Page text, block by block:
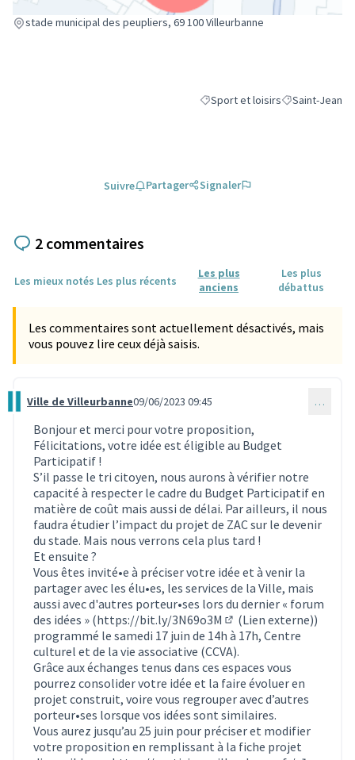
stade municipal des peupliers, 69 100 Villeurbanne
(Lien externe)
Filtrer les résultats de la
Sport et loisirsFiltrer les
Saint-Jean
Suivre Partager Signaler
2 commentaires
Les mieux notés Les plus récents
Les plus
anciens
Les plus
débattus
Les commentaires sont actuellement désactivés, mais
vous pouvez lire ceux déjà saisis.
Commentaire 2598
Ville de Villeurbanne09/06/2023 09:45 …
Bonjour et merci pour votre proposition,
Félicitations, votre idée est éligible au Budget
Participatif !
S’il passe le tri citoyen, nous aurons à vérifier notre
capacité à respecter le cadre du Budget Participatif en
matière de coût mais aussi de délai. Par ailleurs, il nous
faudra étudier l’impact du projet de ZAC sur le devenir
du stade. Mais nous verrons cela plus tard !
Et ensuite ?
Vous êtes invité•e à préciser votre idée et à venir la
partager avec les élu•es, les services de la Ville, mais
aussi avec d'autres porteur•ses lors du dernier « forum
des idées » (https://bit.ly/3N69o3M
(Lien externe)
(Lien externe))
programmé le samedi 17 juin de 14h à 17h, Centre
culturel et de la vie associative (CCVA).
Grâce aux échanges tenus dans ces espaces vous
pourrez consolider votre idée et la faire évoluer en
projet construit, voire vous regrouper avec d’autres
porteur•ses lorsque vos idées sont similaires.
Vous aurez jusqu’au 25 juin pour préciser et modifier
votre proposition en remplissant à la fiche projet